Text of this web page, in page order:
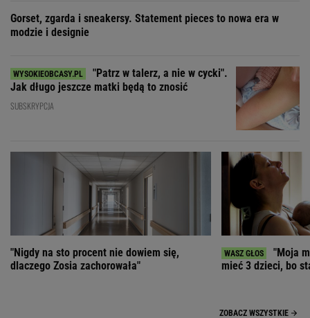
Gorset, zgarda i sneakersy. Statement pieces to nowa era w
modzie i designie
"Patrz w talerz, a nie w cycki".
Jak długo jeszcze matki będą to znosić
SUBSKRYPCJA
"Nigdy na sto procent nie dowiem się,
dlaczego Zosia zachorowała"
"Moja
mieć 3 dzieci, bo
ZOBACZ WSZYSTKIE